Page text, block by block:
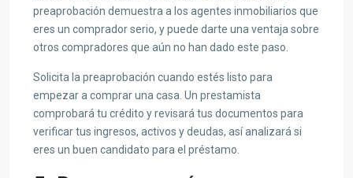
preaprobación demuestra a los agentes inmobiliarios que
eres un comprador serio, y puede darte una ventaja sobre
otros compradores que aún no han dado este paso.
Solicita la preaprobación cuando estés listo para
empezar a comprar una casa. Un prestamista
comprobará tu crédito y revisará tus documentos para
verificar tus ingresos, activos y deudas, así analizará si
eres un buen candidato para el préstamo.